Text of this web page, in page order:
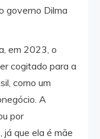
governo Dilma
em 2023, o
cogitado para a
como um
A
por
que ela é mãe